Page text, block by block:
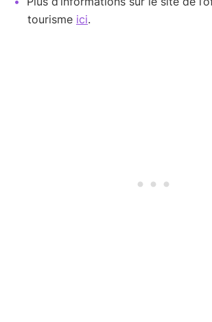
tourisme ici.